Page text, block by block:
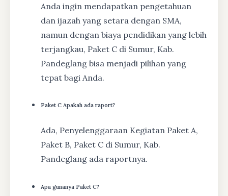
Anda ingin mendapatkan pengetahuan
dan ijazah yang setara dengan SMA,
namun dengan biaya pendidikan yang lebih
terjangkau, Paket C di Sumur, Kab.
Pandeglang bisa menjadi pilihan yang
tepat bagi Anda.
Paket C Apakah ada raport?
Ada, Penyelenggaraan Kegiatan Paket A,
Paket B, Paket C di Sumur, Kab.
Pandeglang ada raportnya.
Apa gunanya Paket C?